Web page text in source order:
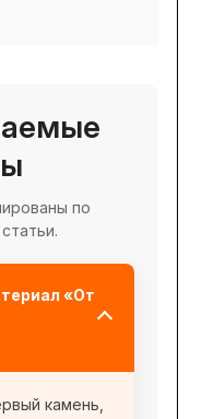
по
«От
камень,